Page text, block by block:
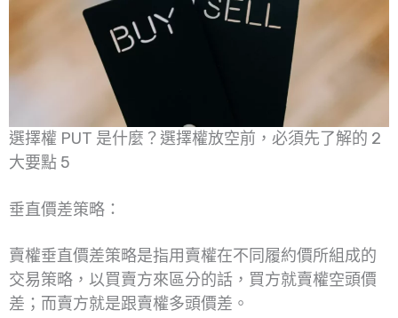
選擇權 PUT 是什麼？選擇權放空前，必須先了解的 2
大要點 5
垂直價差策略：
賣權垂直價差策略是指用賣權在不同履約價所組成的
交易策略，以買賣方來區分的話，買方就賣權空頭價
差；而賣方就是跟賣權多頭價差。